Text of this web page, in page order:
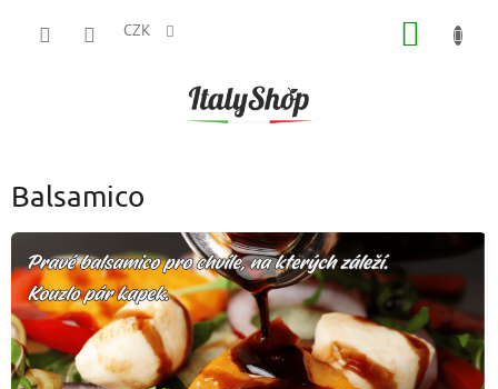
CZK
Balsamico